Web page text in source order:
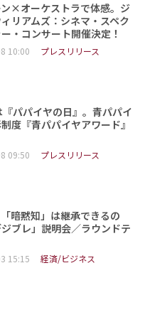
×オーケストラで体感。ジ
リアムズ：シネマ・スペク
・コンサート開催決定！
10:00 プレスリリース
パパイヤの日』。青パパイ
度『青パパイヤアワード』
09:50 プレスリリース
暗黙知」は継承できるの
ブレ」説明会／ラウンドテ
15:15 経済/ビジネス